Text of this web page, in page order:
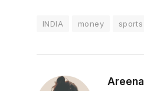
INDIA money sports
Areena